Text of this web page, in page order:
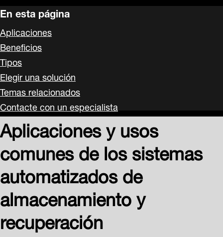
En esta página
Aplicaciones
Beneficios
Tipos
Elegir una solución
Temas relacionados
Contacte con un especialista
Aplicaciones y usos
comunes de los sistemas
automatizados de
almacenamiento y
recuperación